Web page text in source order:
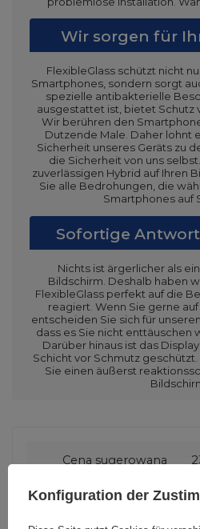
Wir sorgen für
FlexibleGlass schützt nicht
Smartphones, sondern sorgt
spezielle antibakterielle
ausgestattet ist, bietet Schutz
Wir berühren den
Dutzende Male. Daher lohnt
Sicherheit unseres Geräts zu
die Sicherheit von uns
zuverlässigen Hybrid auf Ihren
Sie alle Bedrohungen, die
Smartphones auf
Sofortige
Nichts ist ärgerlicher als
Bildschirm. Deshalb haben
FlexibleGlass perfekt auf die
reagiert. Wenn Sie gerne
entscheiden Sie sich für
dass es Sie nicht enttäuschen
Darüber hinaus ist das
Schicht vor Schmutz
Sie einen äußerst
Cena sugerowana
Konfiguration der